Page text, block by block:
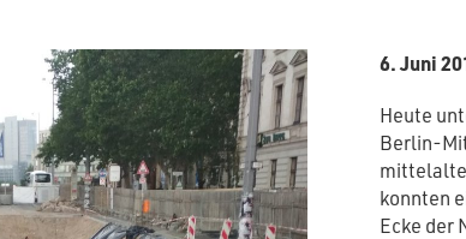
6. Juni
Heute
Berlin-
konnten
Ecke der